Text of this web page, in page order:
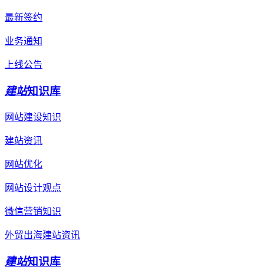
最新签约
业务通知
上线公告
建站知识库
网站建设知识
建站资讯
网站优化
网站设计观点
微信营销知识
外贸出海建站资讯
建站知识库